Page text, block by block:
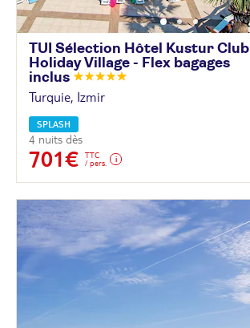
TUI Sélection Hôtel Kustur Club
Holiday Village - Flex bagages
inclus
Turquie, Izmir
SPLASH
4 nuits dès
701€
TTC
/ pers.